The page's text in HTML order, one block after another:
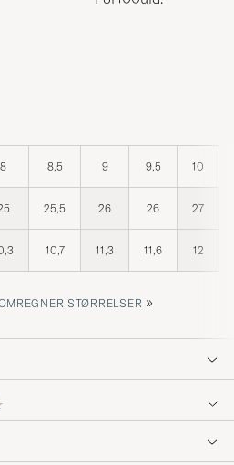
8 8,5 9 9,5 10
25,5 26 26 27
10,7 11,3 11,6 12
STØRRELSER »